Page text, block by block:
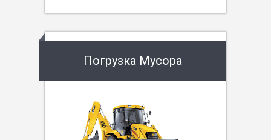
Погрузка Мусора